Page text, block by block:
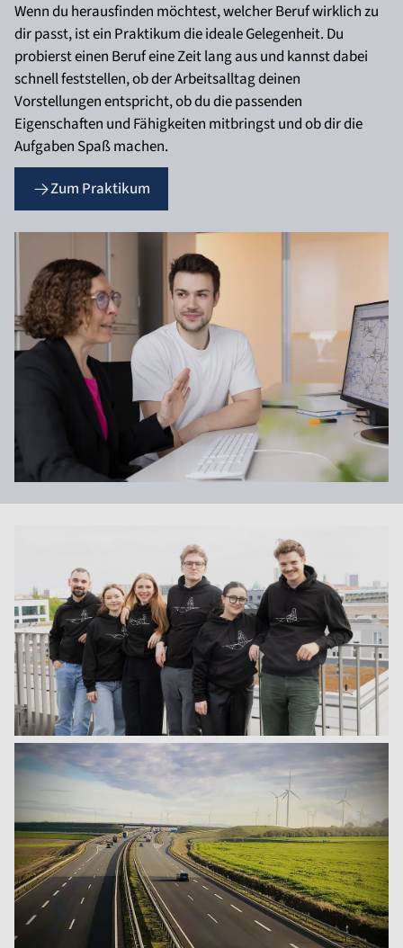
Wenn du herausfinden möchtest, welcher Beruf wirklich zu
dir passt, ist ein Praktikum die ideale Gelegenheit. Du
probierst einen Beruf eine Zeit lang aus und kannst dabei
schnell feststellen, ob der Arbeitsalltag deinen
Vorstellungen entspricht, ob du die passenden
Eigenschaften und Fähigkeiten mitbringst und ob dir die
Aufgaben Spaß machen.
Zum Praktikum